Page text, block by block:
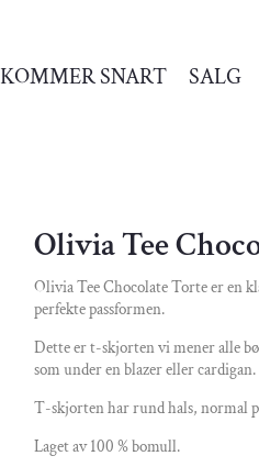
KOMMER SNART SALG
Olivia Tee
Olivia Tee Chocolate Torte er en
perfekte passformen.
Dette er t-skjorten vi mener alle
som under en blazer eller cardigan.
T-skjorten har rund hals, normal
Laget av 100 % bomull.